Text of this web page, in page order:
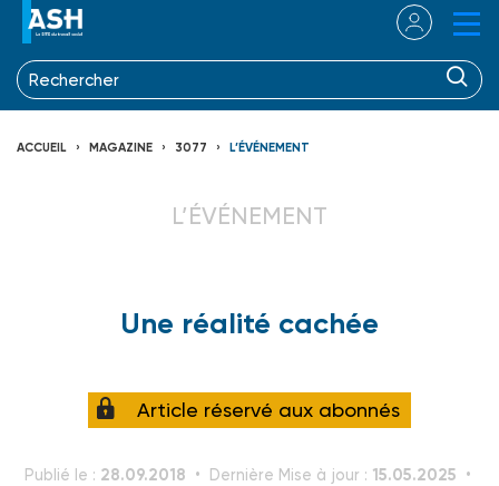
ACCUEIL MAGAZINE 3077 L’ÉVÉNEMENT
L’ÉVÉNEMENT
Une réalité cachée
Article réservé aux abonnés
Publié le : 28.09.2018 Dernière Mise à jour : 15.05.2025